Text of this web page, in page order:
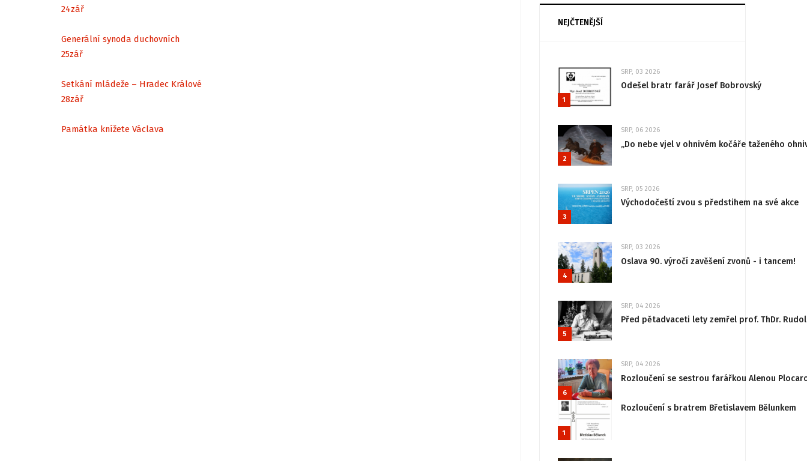
24zář
Generální synoda duchovních
25zář
Setkání mládeže – Hradec Králové
28zář
Památka knížete Václava
NEJČTENĚJŠÍ
1
SRP, 03 2026
Odešel bratr farář Josef Bobrovský
2
SRP, 06 2026
„Do nebe vjel v ohnivém kočáře taženého
3
SRP, 05 2026
Východočeští zvou s předstihem na své akce
4
SRP, 03 2026
Oslava 90. výročí zavěšení zvonů - i tancem!
5
SRP, 04 2026
Před pětadvaceti lety zemřel prof. ThDr.
6
SRP, 04 2026
Rozloučení se sestrou farářkou Alenou
1
Rozloučení s bratrem Břetislavem Bělunkem